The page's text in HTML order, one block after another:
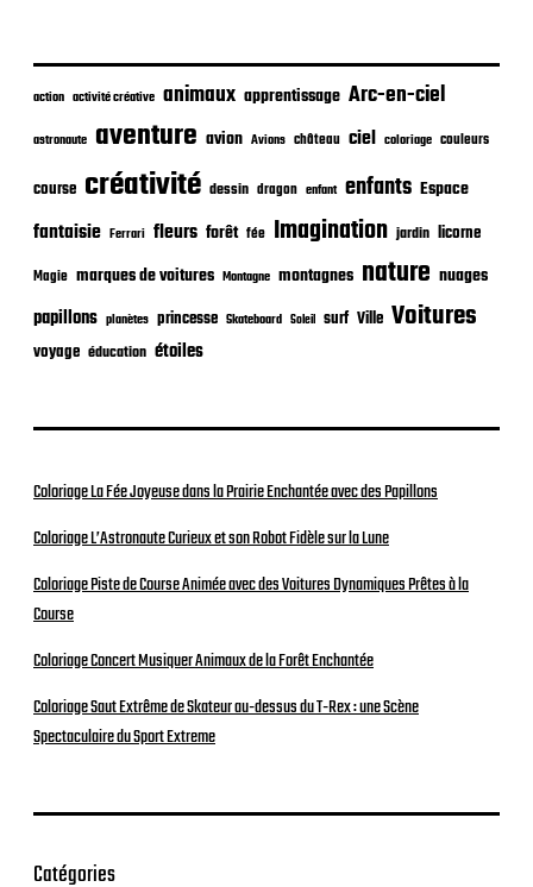
a
t
o
action activité créative animaux apprentissage Arc-en-ciel
astronaute aventure avion Avions château ciel coloriage couleurs
course créativité dessin dragon enfant enfants Espace
fantaisie Ferrari fleurs forêt fée Imagination jardin licorne
Magie marques de voitures Montagne montagnes nature nuages
papillons planètes princesse Skateboard Soleil surf Ville Voitures
voyage éducation étoiles
Coloriage La Fée Joyeuse dans la Prairie Enchantée avec des Papillons
Coloriage L’Astronaute Curieux et son Robot Fidèle sur la Lune
Coloriage Piste de Course Animée avec des Voitures Dynamiques Prêtes à la
Course
Coloriage Concert Musiquer Animaux de la Forêt Enchantée
Coloriage Saut Extrême de Skateur au-dessus du T-Rex : une Scène
Spectaculaire du Sport Extreme
Catégories